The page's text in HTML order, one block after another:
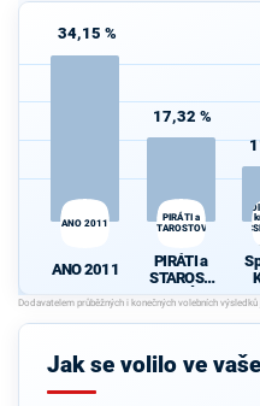
34,15 %
ANO 2011
ANO 2011
17,32 %
PIRÁTI a
STAROSTOVÉ
PIRÁTI a
STAROST
OVÉ
Jak se volilo ve